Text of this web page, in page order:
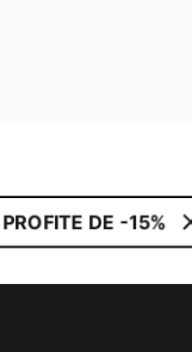
DE -15%